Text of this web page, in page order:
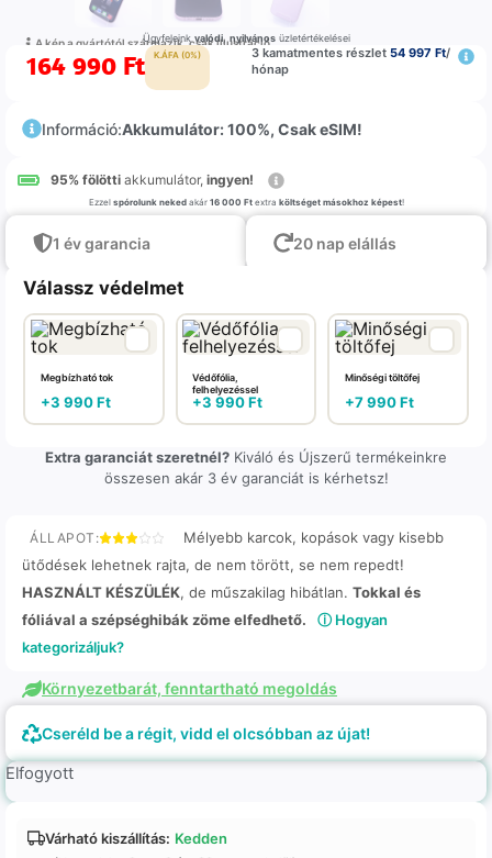
A kép a gyártótól származik, csak illustráció
Ügyfeleinkvalódi,nyilvánosüzletértékelései
164 990 Ft K.ÁFA (0%) 3 kamatmentes részlet 54 997 Ft/
hónap
Információ:Akkumulátor: 100%, Csak eSIM!
95% fölötti akkumulátor, ingyen!
Ezzel spórolunk nekedakár 16 000 Ftextra költséget másokhoz képest!
1 év garancia 20 nap elállás
Válassz védelmet
Megbízható tok
+3 990Ft
Védőfólia,
felhelyezéssel
+3 990Ft
Minőségi töltőfej
+7 990Ft
Extra garanciát szeretnél? Kiváló és Újszerű termékeinkre
összesen akár 3 év garanciát is kérhetsz!
ÁLLAPOT:
Mélyebb karcok, kopások vagy kisebb
ütődések lehetnek rajta, de nem törött, se nem repedt!
HASZNÁLT KÉSZÜLÉK, de műszakilag hibátlan. Tokkal és
fóliával a szépséghibák zöme elfedhető.
ⓘ Hogyan
kategorizáljuk?
Környezetbarát, fenntartható megoldás
Cseréld be a régit, vidd el olcsóbban az újat!
Elfogyott
Várható kiszállítás: Kedden